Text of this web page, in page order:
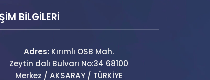
BİLGİLERİ
Adres: Kırımlı OSB Mah.
Zeytin dalı Bulvarı No:34 68100
Merkez / AKSARAY / TÜRKİYE